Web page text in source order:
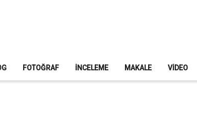
FOTOĞRAF İNCELEME MAKALE VIDEO